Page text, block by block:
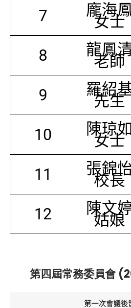
7 龐海
女士
8 龍鳳
老師
9 羅紹
先生
10 陳琼如
女士
11 張錦
校長
12 陳文
姑娘
第四屆常務委員會
第一次會議後